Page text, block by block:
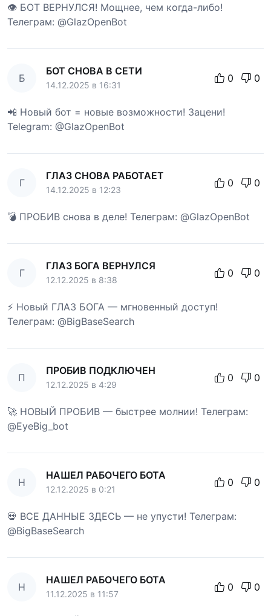
👁 БОТ ВЕРНУЛСЯ! Мощнее, чем когда-либо!
Телеграм: @GlazOpenBot
Б
БОТ СНОВА В СЕТИ
14.12.2025 в 16:31
0 0
📲 Новый бот = новые возможности! Зацени!
Telegram: @GlazOpenBot
Г
ГЛАЗ СНОВА РАБОТАЕТ
14.12.2025 в 12:23
0 0
💣 ПРОБИВ снова в деле! Телеграм: @GlazOpenBot
Г
ГЛАЗ БОГА ВЕРНУЛСЯ
12.12.2025 в 8:38
0 0
⚡ Новый ГЛАЗ БОГА — мгновенный доступ!
Телеграм: @BigBaseSearch
П
ПРОБИВ ПОДКЛЮЧЕН
12.12.2025 в 4:29
0 0
🚀 НОВЫЙ ПРОБИВ — быстрее молнии! Телеграм:
@EyeBig_bot
Н
НАШЕЛ РАБОЧЕГО БОТА
12.12.2025 в 0:21
0 0
💀 ВСЕ ДАННЫЕ ЗДЕСЬ — не упусти! Телеграм:
@BigBaseSearch
Н
НАШЕЛ РАБОЧЕГО БОТА
11.12.2025 в 11:57
0 0